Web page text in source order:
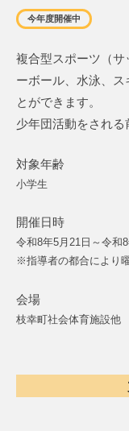
今年度開催中
複合型スポーツ（
ーボール、水泳、
とができます。
少年団活動をされる
対象年齢
小学生
開催日時
令和8年5月21日～令
※指導者の都合により
会場
枝幸町社会体育施設他